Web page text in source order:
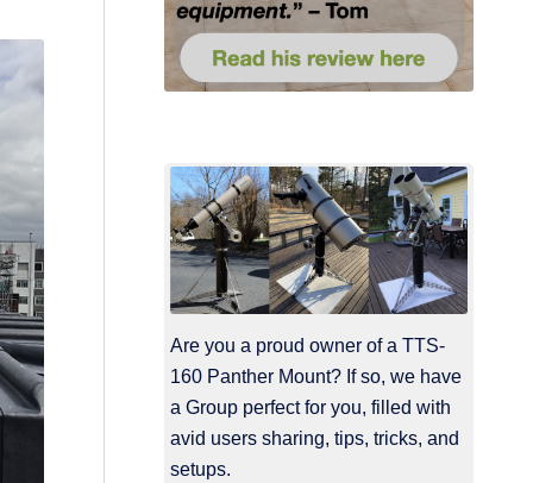
Are you a proud owner of a TTS-
160 Panther Mount? If so, we have
a Group perfect for you, filled with
avid users sharing, tips, tricks, and
setups.